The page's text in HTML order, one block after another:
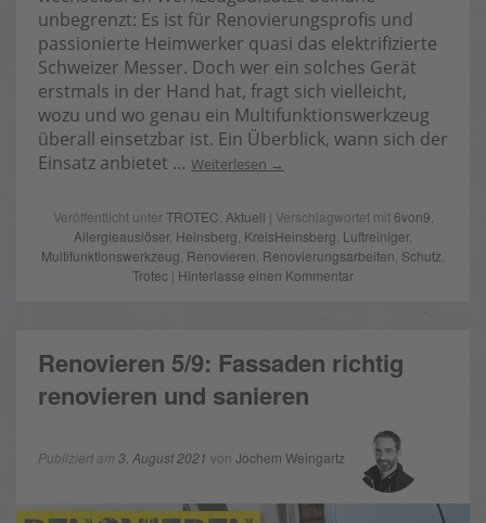
unbegrenzt: Es ist für Renovierungsprofis und
passionierte Heimwerker quasi das elektrifizierte
Schweizer Messer. Doch wer ein solches Gerät
erstmals in der Hand hat, fragt sich vielleicht,
wozu und wo genau ein Multifunktionswerkzeug
überall einsetzbar ist. Ein Überblick, wann sich der
Einsatz anbietet … Weiterlesen
Veröffentlicht unterTROTEC Aktuell | Verschlagwortet mit6von9
Allergieauslöser, Heinsberg KreisHeinsberg Luftreiniger,
Multifunktionswerkzeug Renovieren Renovierungsarbeiten Schutz
Trotec | Hinterlasse einen Kommentar
Renovieren 5/9: Fassaden richtig
renovieren und sanieren
Publiziert am 3. August 2021 von Jochem Weingartz